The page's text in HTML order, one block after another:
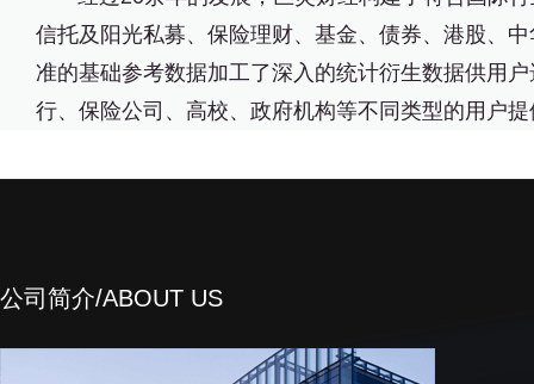
信托及阳光私募、保险理财、基金、债券、港股、
准的基础参考数据加工了深入的统计衍生数据供用
行、保险公司、高校、政府机构等不同类型的用户
公司简介/ABOUT US